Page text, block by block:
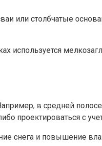
или столбчатые
используется
в средней
проектироваться с
снега и повышение